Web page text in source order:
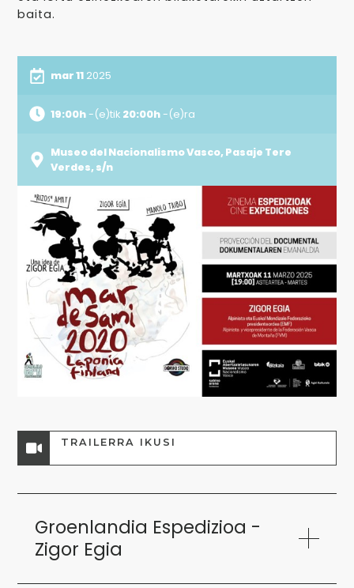
baita.
mar 112025
19:00h-(e)tik 20:00h-(e)ra
Museo del Nacionalismo Vasco, Pasaje Tere
Verdes, s/n
TRAILERRA IKUSI
Groenlandia Espedizioa -
Zigor Egia